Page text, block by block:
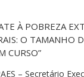
À POBREZA
O TAMANHO
CURSO”
– Secretário